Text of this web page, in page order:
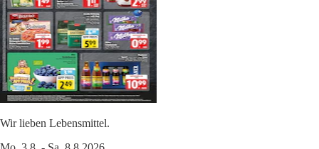
Wir lieben Lebensmittel.